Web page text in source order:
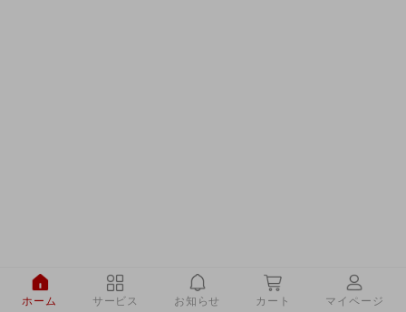
ホーム サービス お知らせ カート マイページ